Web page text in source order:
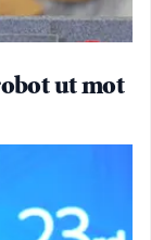
ut mot